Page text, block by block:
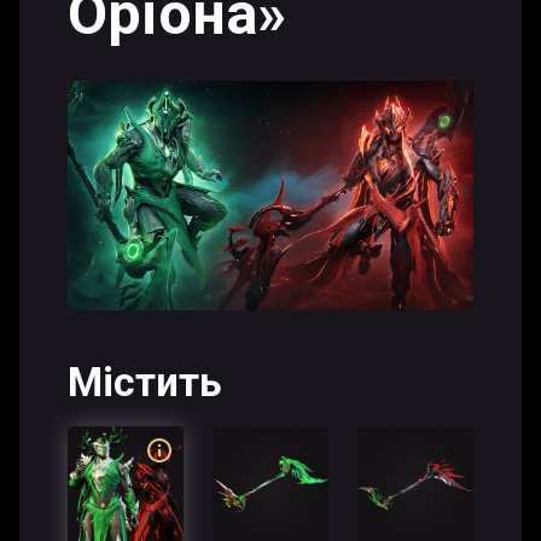
Оріона»
Містить